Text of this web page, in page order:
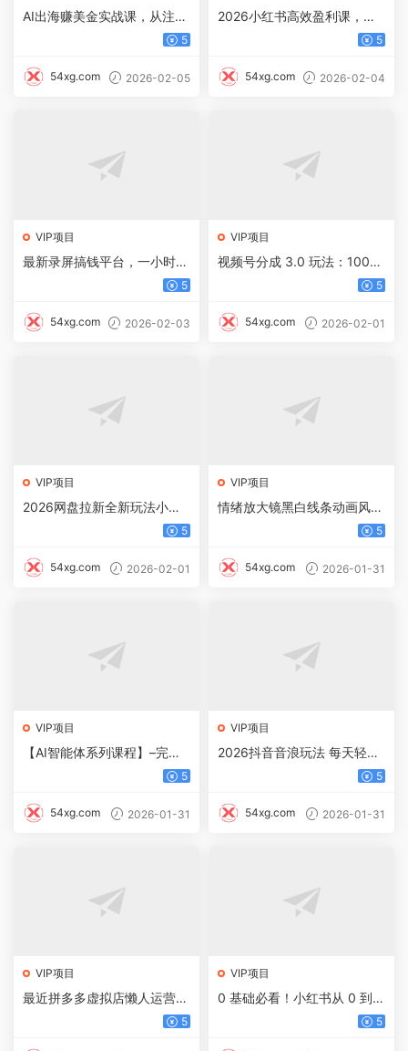
AI出海赚美金实战课，从注册
到内容全流程，配套提示词模
副业
5
54xg.com 2026-02-05
2026小红书高效盈利课，流
量双引擎+内容工业化+AI中
营收模型
5
54xg.com 2026-02-04
VIP项目
最新录屏搞钱平台，一小时3
0+，号多一天300+，不黑
账
5
54xg.com 2026-02-03
VIP项目
视频号分成 3.0 玩法：100%
原创拿高收益，单日稳赚 805
54xg.com 2026-02-01
VIP项目
2026网盘拉新全新玩法小白
5
54xg.com 2026-02-01
VIP项目
情绪放大镜黑白线条动画风
格，20个视频，涨粉30W，5
54xg.com 2026-01-31
VIP项目
【AI智能体系列课程】–完美
声音克隆+素材，轻松起号撸5
54xg.com 2026-01-31
VIP项目
2026抖音音浪玩法 每天轻松
5
54xg.com 2026-01-31
VIP项目
最近拼多多虚拟店懒人运营
法：机器人包办回复发货，月
5
VIP项目
0 基础必看！小红书从 0 到 1
引流，日加 100 + 私域的秘 5